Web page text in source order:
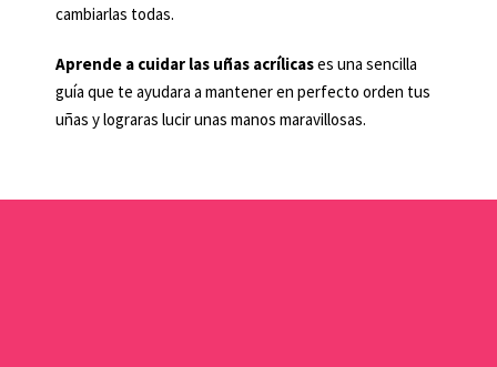
cambiarlas todas.
Aprende a cuidar las uñas acrílicases una sencilla
guía que te ayudara a mantener en perfecto orden tus
uñas y lograras lucir unas manos maravillosas.